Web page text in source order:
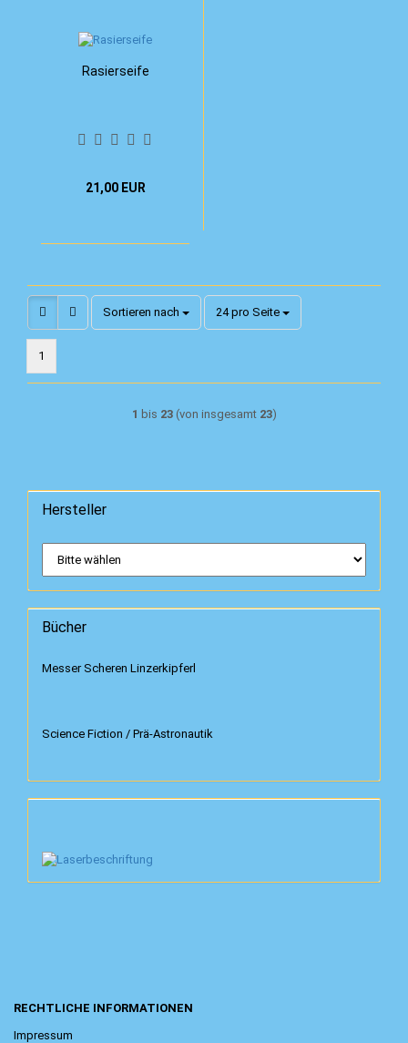
Rasierseife
21,00 EUR
Sortieren nach
Sortieren nach 24 pro Seite
pro Seite
1
1 bis 23(von insgesamt 23)
Hersteller
Bücher
Messer Scheren Linzerkipferl
Science Fiction / Prä-Astronautik
RECHTLICHE INFORMATIONEN
Impressum